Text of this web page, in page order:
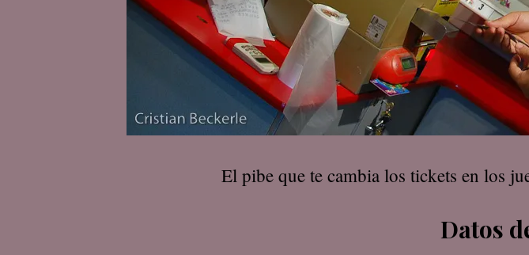
El pibe que te cambia los tickets en los
Datos